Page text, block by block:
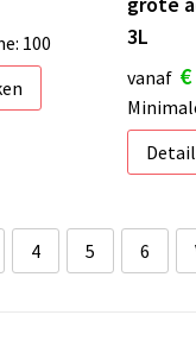
100
3L
vanaf
4 5 6